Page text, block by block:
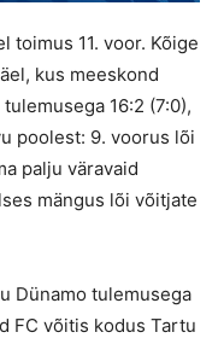
toimus 11. voor. Kõige
kus meeskond
16:2 (7:0),
poolest: 9. voorus lõi
palju väravaid
mängus lõi võitjate
Dünamo tulemusega
FC võitis kodus Tartu